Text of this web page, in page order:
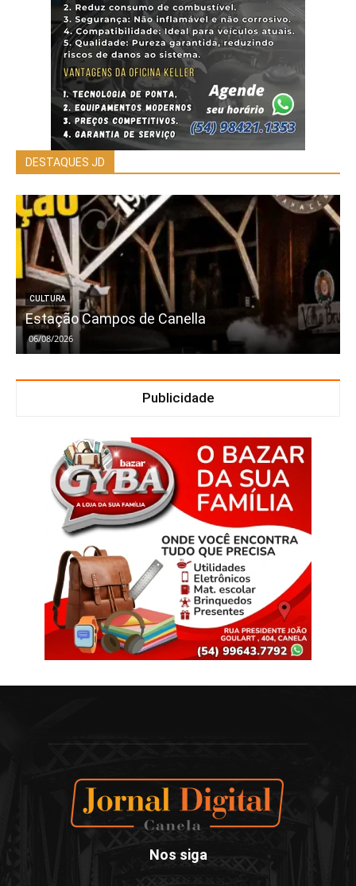
DESTAQUES JD
CULTURA
Estação Campos de Canella
06/08/2026
Publicidade
Nos siga